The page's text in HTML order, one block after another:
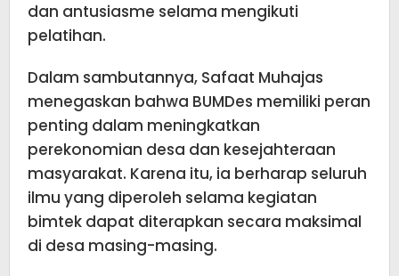
dan antusiasme selama mengikuti
pelatihan.
Dalam sambutannya, Safaat Muhajas
menegaskan bahwa BUMDes memiliki peran
penting dalam meningkatkan
perekonomian desa dan kesejahteraan
masyarakat. Karena itu, ia berharap seluruh
ilmu yang diperoleh selama kegiatan
bimtek dapat diterapkan secara maksimal
di desa masing-masing.